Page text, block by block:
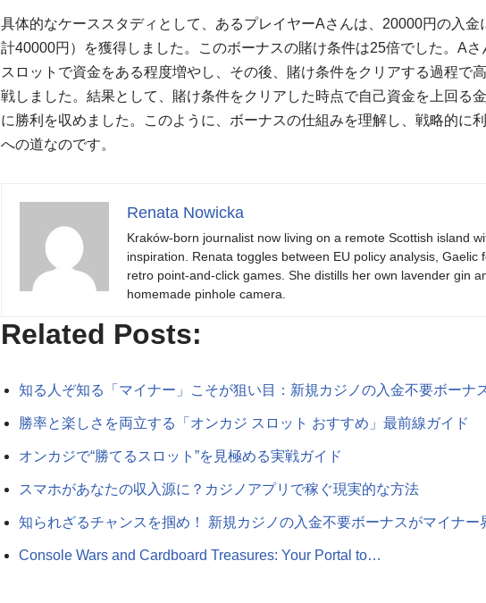
具体的なケーススタディとして、あるプレイヤーAさんは、20000円の入
計40000円）を獲得しました。このボーナスの賭け条件は25倍でした。A
スロットで資金をある程度増やし、その後、賭け条件をクリアする過程で
戦しました。結果として、賭け条件をクリアした時点で自己資金を上回る
に勝利を収めました。このように、ボーナスの仕組みを理解し、戦略的に利
への道なのです。
Renata Nowicka
Kraków-born journalist now living on a remote Scottish island
inspiration. Renata toggles between EU policy analysis, Gaelic
retro point-and-click games. She distills her own lavender gin
homemade pinhole camera.
Related Posts:
知る人ぞ知る「マイナー」こそが狙い目：新規カジノの入金不要ボーナ
勝率と楽しさを両立する「オンカジ スロット おすすめ」最前線ガイド
オンカジで“勝てるスロット”を見極める実戦ガイド
スマホがあなたの収入源に？カジノアプリで稼ぐ現実的な方法
知られざるチャンスを掴め！ 新規カジノの入金不要ボーナスがマイナー
Console Wars and Cardboard Treasures: Your Portal to…